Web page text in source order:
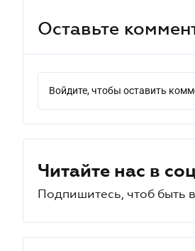
Оставьте
Войдите, чтобы оставить
Читайте нас в
Подпишитесь, чтоб быть